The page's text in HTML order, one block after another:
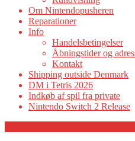
Om Nintendopusheren
Reparationer
Info
Handelsbetingelser
Åbningstider og
Kontakt
Shipping outside Denmark
DM i Tetris 2026
Indkøb af spil fra private
Nintendo Switch 2 Release